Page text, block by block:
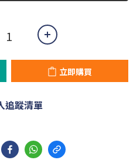
立即購買
追蹤清單